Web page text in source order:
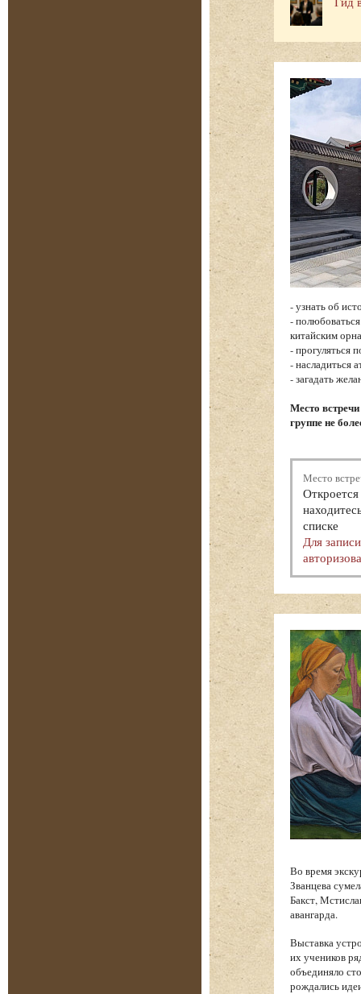
- узнать об
-
китайским
- прогуляться
- насладиться
- загадать
Место
группе не
Место
списке
Для
Во время
Званцева
Бакст,
авангарда.
Выставка
их учеников
объединяло
рождались